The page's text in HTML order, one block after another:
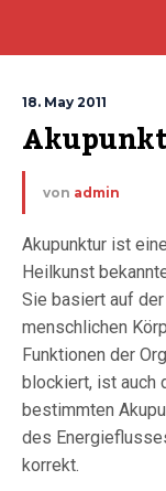
18. May 2011
von admin
Akupunktur ist
Heilkunst
Sie basiert auf
menschlichen
Funktionen der
blockiert, ist auch
bestimmten
des
korrekt.